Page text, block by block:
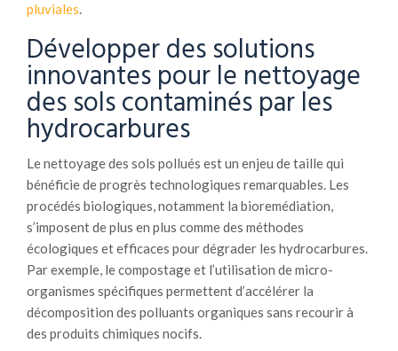
pluviales.
Développer des solutions
innovantes pour le nettoyage
des sols contaminés par les
hydrocarbures
Le nettoyage des sols pollués est un enjeu de taille qui
bénéficie de progrès technologiques remarquables. Les
procédés biologiques, notamment la bioremédiation,
s’imposent de plus en plus comme des méthodes
écologiques et efficaces pour dégrader les hydrocarbures.
Par exemple, le compostage et l’utilisation de micro-
organismes spécifiques permettent d’accélérer la
décomposition des polluants organiques sans recourir à
des produits chimiques nocifs.